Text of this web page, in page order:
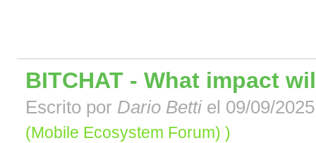
BITCHAT - What impact
Escrito por Dario Betti el 09/09/
(Mobile Ecosystem Forum) )